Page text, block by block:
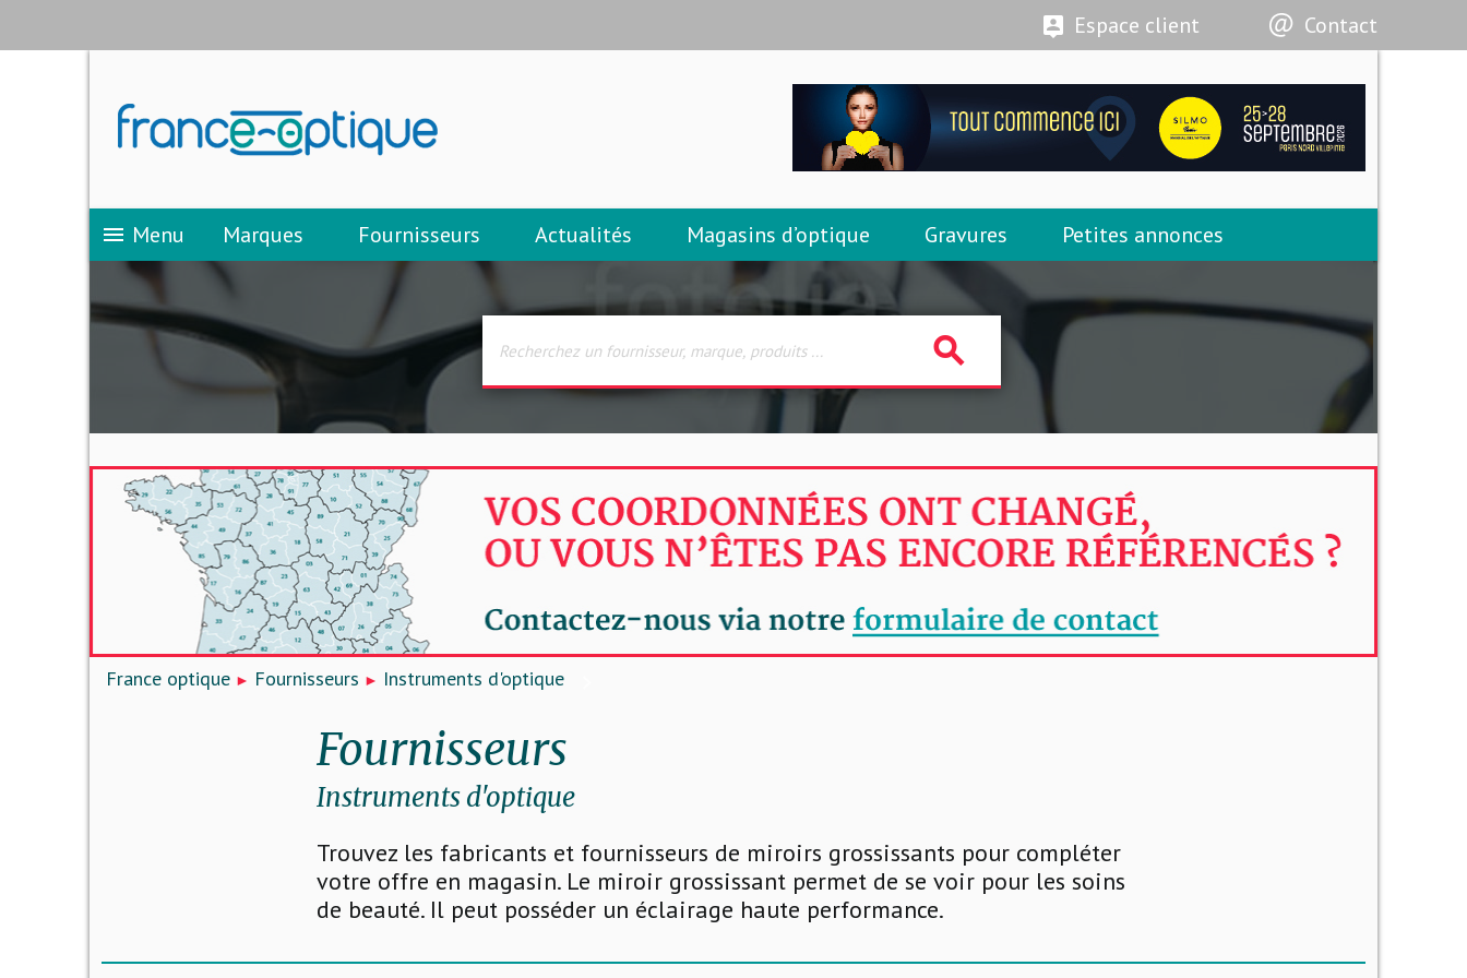
Espace client Contact
menu Menu Marques Fournisseurs Actualités Magasins d’optique Gravures Petites annonces
search
France optique Fournisseurs Instruments d'optique
Fournisseurs
Instruments d'optique
Trouvez les fabricants et fournisseurs de miroirs grossissants pour compléter
votre offre en magasin. Le miroir grossissant permet de se voir pour les soins
de beauté. Il peut posséder un éclairage haute performance.